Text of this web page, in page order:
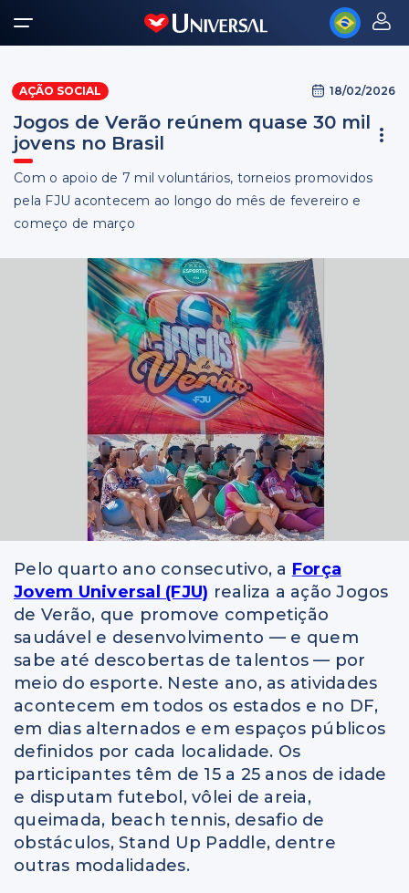
AÇÃO SOCIAL 18/02/2026
Jogos de Verão reúnem quase 30 mil
jovens no Brasil
Com o apoio de 7 mil voluntários, torneios promovidos
pela FJU acontecem ao longo do mês de fevereiro e
começo de março
Pelo quarto ano consecutivo, a Força
Jovem Universal (FJU) realiza a ação Jogos
de Verão, que promove competição
saudável e desenvolvimento — e quem
sabe até descobertas de talentos — por
meio do esporte. Neste ano, as atividades
acontecem em todos os estados e no DF,
em dias alternados e em espaços públicos
definidos por cada localidade. Os
participantes têm de 15 a 25 anos de idade
e disputam futebol, vôlei de areia,
queimada, beach tennis, desafio de
obstáculos, Stand Up Paddle, dentre
outras modalidades.